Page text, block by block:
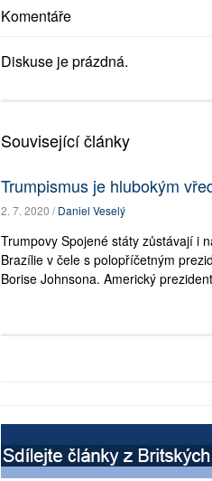
Komentáře
Diskuse je prázdná.
Související články
Trumpismus je hlubokým
2. 7. 2020 /Daniel Veselý
Trumpovy Spojené státy zůstávají i
Brazílie v čele s polopříčetným
Borise Johnsona. Americký